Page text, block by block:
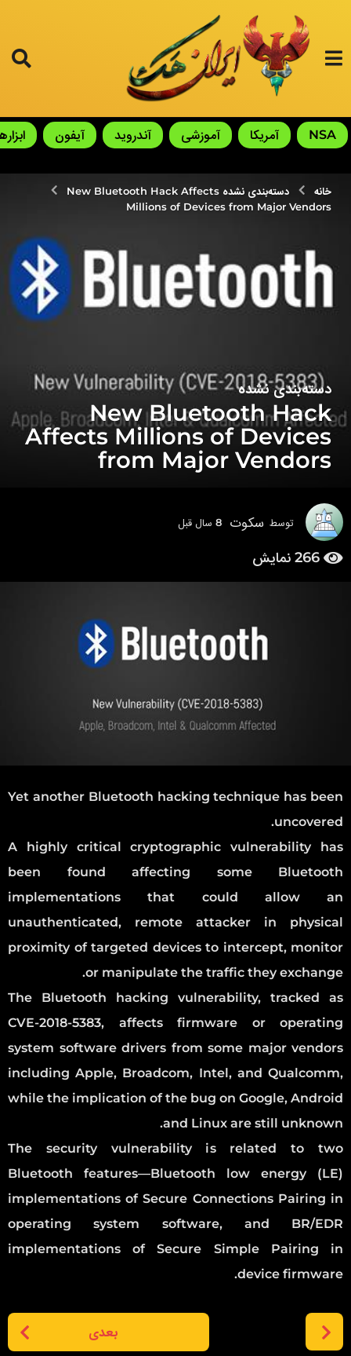
NSA آمریکا آموزشی آندروید آیفون
خانه دسته‌بندی نشده New Bluetooth Hack Affects
Millions of Devices from Major Vendors
8
س
ا
ل
ق
ل
8
س
ا
دسته‌بندی نشده
New Bluetooth Hack
Affects Millions of Devices
from Major Vendors
توسط سکوت 8 سال قبل
ق
266 نمایش
Yet another Bluetooth hacking technique has been
uncovered.
A highly critical cryptographic vulnerability has
been found affecting some Bluetooth
implementations that could allow an
unauthenticated, remote attacker in physical
proximity of targeted devices to intercept, monitor
or manipulate the traffic they exchange.
The Bluetooth hacking vulnerability, tracked as
CVE-2018-5383, affects firmware or operating
system software drivers from some major vendors
including Apple, Broadcom, Intel, and Qualcomm,
while the implication of the bug on Google, Android
and Linux are still unknown.
The security vulnerability is related to two
Bluetooth features—Bluetooth low energy (LE)
implementations of Secure Connections Pairing in
operating system software, and BR/EDR
implementations of Secure Simple Pairing in
device firmware.
P
o
بعدی